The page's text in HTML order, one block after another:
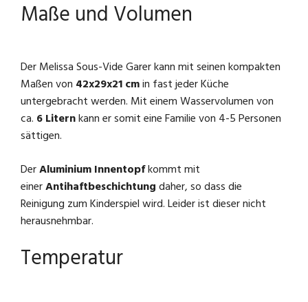
Maße und Volumen
Der Melissa Sous-Vide Garer kann mit seinen kompakten
Maßen von 42x29x21 cmin fast jeder Küche
untergebracht werden. Mit einem Wasservolumen von
ca. 6 Liternkann er somit eine Familie von 4-5 Personen
sättigen.
DerAluminium Innentopfkommt mit
einerAntihaftbeschichtung daher, so dass die
Reinigung zum Kinderspiel wird. Leider ist dieser nicht
herausnehmbar.
Temperatur